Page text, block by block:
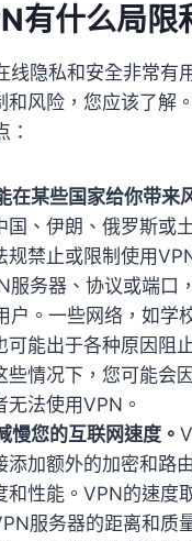
有什么局限
线隐私和安全非常有
和风险，您应该了解
：
在某些国家给你带来
国、伊朗、俄罗斯或
规禁止或限制使用
服务器、协议或端口
户。一些网络，如学
可能出于各种原因阻
些情况下，您可能会
无法使用VPN。
慢您的互联网速度。
添加额外的加密和路
和性能。VPN的速度
服务器的距离和质